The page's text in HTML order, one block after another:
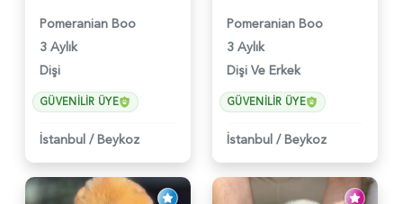
Pomeranian Boo
3 Aylık
Dişi
GÜVENILIR ÜYE
İstanbul / Beykoz
Pomeranian Boo
3 Aylık
Dişi Ve Erkek
GÜVENILIR ÜYE
İstanbul / Beykoz